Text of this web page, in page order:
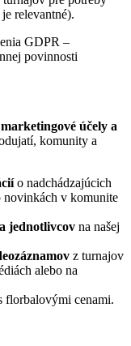
relevantné).
GDPR –
povinnosti
marketingové účely a
komunity a
o nadchádzajúcich
novinkách v komunite
jednotlivcov na našej
z turnajov
alebo na
florbalovými cenami.